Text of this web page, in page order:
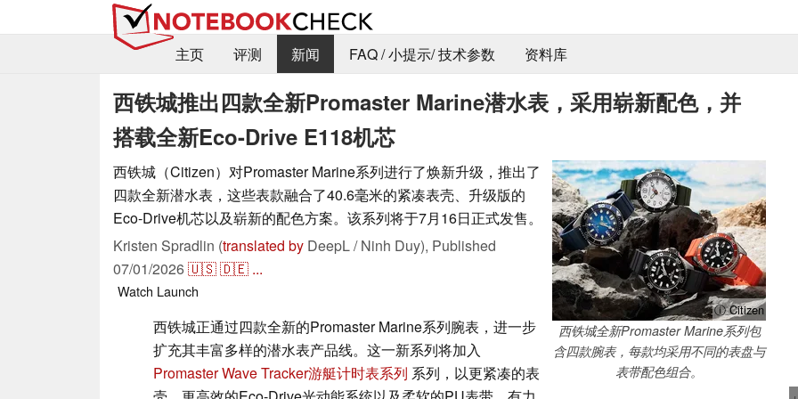
主页 评测 新闻 FAQ / 小提示/ 技术参数 资料库
西铁城推出四款全新Promaster Marine潜水表，采用崭新配色，并
搭载全新Eco-Drive E118机芯
ⓘ Citizen
西铁城全新Promaster Marine系列包
含四款腕表，每款均采用不同的表盘与
表带配色组合。
西铁城（Citizen）对Promaster Marine系列进行了焕新升级，推出了
四款全新潜水表，这些表款融合了40.6毫米的紧凑表壳、升级版的
Eco-Drive机芯以及崭新的配色方案。该系列将于7月16日正式发售。
Kristen Spradlin (translated by DeepL / Ninh Duy), Published
07/01/2026🇺🇸🇩🇪 ...
Watch Launch
西铁城正通过四款全新的Promaster Marine系列腕表，进一步
扩充其丰富多样的潜水表产品线。这一新系列将加入
Promaster Wave Tracker游艇计时表系列 系列，以更紧凑的表